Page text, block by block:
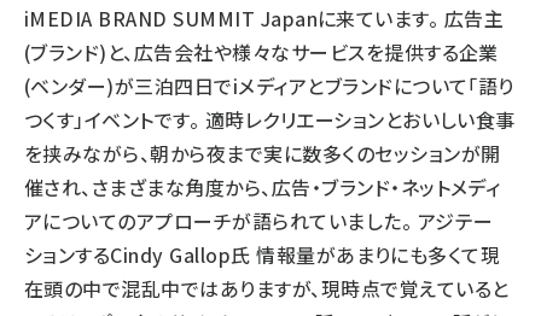
iMEDIA BRAND SUMMIT Japanに来ています。 広告主
(ブランド)と、広告会社や様々なサービスを提供する企業
(ベンダー)が三泊四日でiメディアとブランドについて「語り
つくす」イベントです。 適時レクリエーションとおいしい食事
を挟みながら、朝から夜まで実に数多くのセッションが開
催され、さまざまな角度から、広告・ブランド・ネットメディ
アについてのアプローチが語られていました。 アジテー
ションするCindy Gallop氏 情報量があまりにも多くて現
在頭の中で混乱中ではありますが、現時点で覚えていると